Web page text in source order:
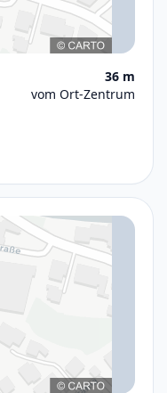
36 m
vom Ort-Zentrum